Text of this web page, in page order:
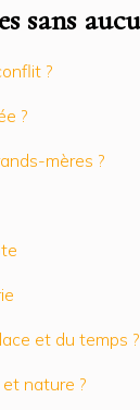
sans
?
?
mères ?
et du temps ?
nature ?